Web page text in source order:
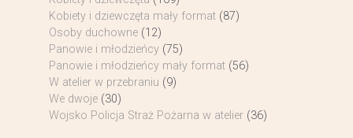
Kobiety i dziewczęta mały format (87)
Osoby duchowne (12)
Panowie i młodzieńcy (75)
Panowie i młodzieńcy mały format (56)
W atelier w przebraniu (9)
We dwoje (30)
Wojsko Policja Straż Pożarna w atelier (36)